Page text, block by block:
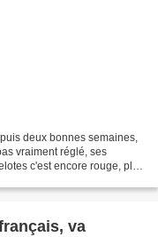
deux bonnes semaines,
vraiment réglé, ses
c'est encore rouge, plus
va